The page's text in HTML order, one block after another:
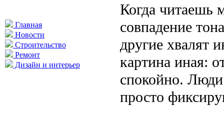
Главная
Новости
Строительство
Ремонт
Дизайн и интерьер
Когда читаешь
совпадение
другие хвалят
картина иная:
спокойно.
просто